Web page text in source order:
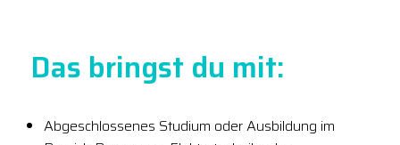
Das bringst du mit:
Abgeschlossenes Studium oder Ausbildung im